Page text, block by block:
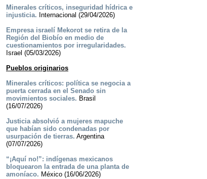
Minerales críticos, inseguridad hídrica e
injusticia. Internacional (29/04/2026)
Empresa israelí Mekorot se retira de la
Región del Biobío en medio de
cuestionamientos por irregularidades.
Israel (05/03/2026)
Pueblos originarios
Minerales críticos: política se negocia a
puerta cerrada en el Senado sin
movimientos sociales. Brasil
(16/07/2026)
Justicia absolvió a mujeres mapuche
que habían sido condenadas por
usurpación de tierras. Argentina
(07/07/2026)
“¡Aquí no!”: indígenas mexicanos
bloquearon la entrada de una planta de
amoníaco. México (16/06/2026)